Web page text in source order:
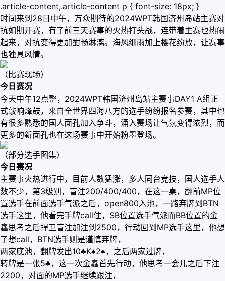
.article-content,.article-content p { font-size: 18px; }
时间来到28日中午，万众期待的2024WPT韩国济州岛站主赛对
抗如期开赛，有了前三天赛事的火热打头战，连带着主赛也热闹
起来，对抗变得更加酣畅淋漓。海风细雨加上樱花纷放，让赛事
也独具风情。
（比赛现场）
今日赛况
今天中午12点整，2024WPT韩国济州岛站主赛事DAY1 A组正
式敲响烽鼓，来自全世界四海八方的选手纷纷报名参赛，其中也
有很多熟悉的国人面孔加入争斗，涌入赛场让气氛变得浓烈，而
更多的新面孔也在这场赛事中开始粉墨登场。
（部分选手图集）
今日赛况
主赛事火热进行中，目前人数猛涨，多人同台竞技，国人选手人
数不少，第3级别，盲注200/400/400，在这一桌，翻前MP位
置选手在前面选手气派之后，open800入池，一路弃牌到BTN
选手这里，他看完手牌call住，SB位置选手气派而BB位置的金
鑫思考之后捍卫盲注加注到2500，行动回到MP选手这里，他想
了想call，BTN选手则是谨慎弃牌，
两家底池，翻牌发出10♣️K♠️2♠️，之后两家过牌，
转牌是一张5♣️，这一次金鑫首先行动，他思考一会儿之后下注
2200，对面的MP选手继续跟注，